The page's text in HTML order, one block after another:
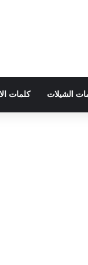
الشيلات كلمات